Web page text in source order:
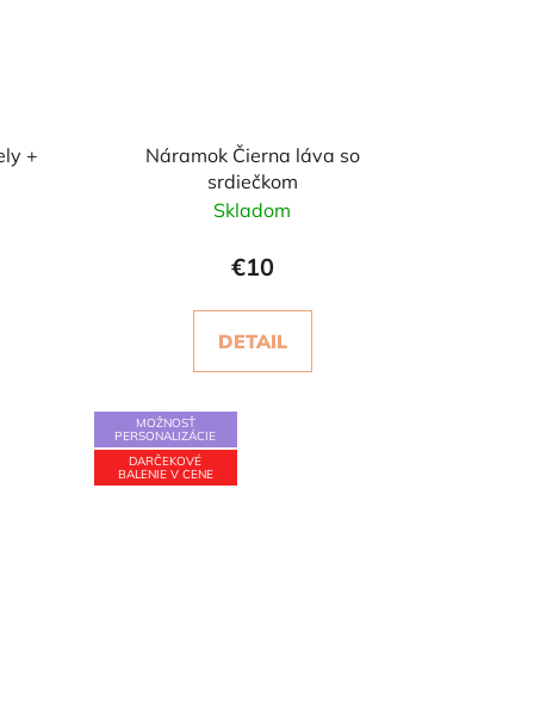
+
Náramok Čierna láva so
srdiečkom
Skladom
€10
DETAIL
MOŽNOSŤ
PERSONALIZÁCIE
DARČEKOVÉ
BALENIE V CENE